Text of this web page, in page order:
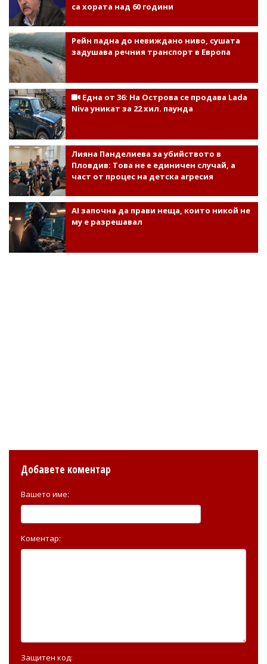
са хората над 60 години
Рейн падна до невиждано ниво, сушата
задушава речния транспорт в Европа
Една от 36: На Острова се продава Lada
Niva уникат за 22 хил. паунда
Лияна Панделиева за убийството в
Пловдив: Това не е единичен случай, а
част от процес на детска агресия
AI започна да прави неща, които никой не
му е разрешавал
Добавете коментар
Вашето име:
Коментар:
Защитен код: